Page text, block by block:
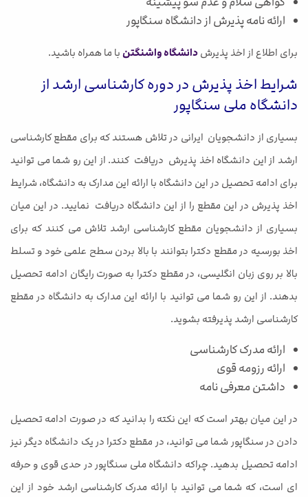
ارائه نامه پذیرش از دانشگاه سنگاپور
برای اطلاع از اخذ پذیرشدانشگاه واشنگتنبا ما همراه باشید.
شرایط اخذ پذیرش در دوره کارشناسی ارشد از
دانشگاه ملی سنگاپور
بسیاری از دانشجویان ایرانی در تلاش هستند که برای مقطع کارشناسی
ارشد از این دانشگاه اخذ پذیرش دریافت کنند. از این رو شما می توانید
برای ادامه تحصیل در این دانشگاه با ارائه این مدارک به دانشگاه، شرایط
اخذ پذیرش در این مقطع را از این دانشگاه دریافت نمایید. در این میان
بسیاری از دانشجویان مقطع کارشناسی ارشد تلاش می کنند که برای
اخذ بورسیه در مقطع دکترا بتوانند با بالا بردن سطح علمی خود و تسلط
بالا بر روی زبان انگلیسی، در مقطع دکترا به صورت رایگان ادامه تحصیل
بدهند. از این رو شما می توانید با ارائه این مدارک به دانشگاه در مقطع
کارشناسی ارشد پذیرفته بشوید.
ارائه مدرک کارشناسی
ارائه رزومه قوی
داشتن معرفی نامه
در این میان بهتر است که این نکته را بدانید که در صورت ادامه تحصیل
دادن در سنگاپور شما می توانید، در مقطع دکترا در یک دانشگاه دیگر نیز
ادامه تحصیل بدهید. چراکه دانشگاه ملی سنگاپور در حدی قوی و حرفه
ای است، که شما می توانید با ارائه مدرک کارشناسی ارشد خود از این